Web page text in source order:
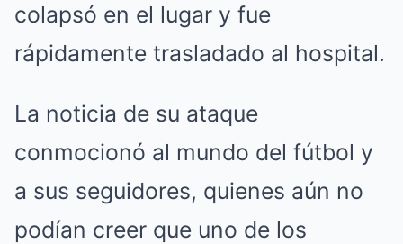
colapsó en el lugar y fue
rápidamente trasladado al hospital.
La noticia de su ataque
conmocionó al mundo del fútbol y
a sus seguidores, quienes aún no
podían creer que uno de los